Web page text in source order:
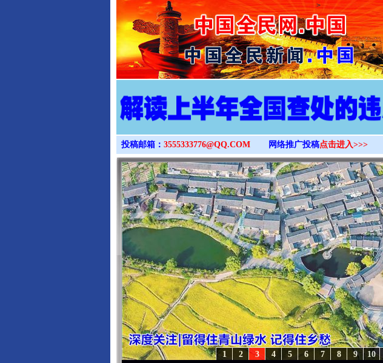
>
投稿邮箱： 3555333776@QQ.COM 网络推广投稿点击进入>>>
10
9
8
7
6
5
4
3
2
1